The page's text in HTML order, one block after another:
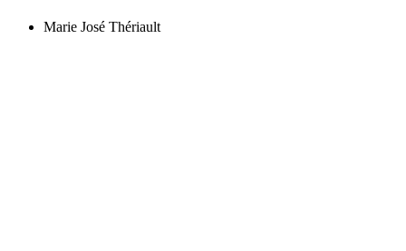
Marie José Thériault